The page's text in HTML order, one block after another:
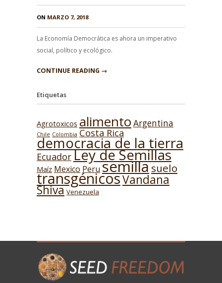
ON MARZO 7, 2018
La Economía Democrática es ahora un imperativo
social, político y ecológico.
CONTINUE READING →
Etiquetas
Agrotoxicos alimento Argentina
Chile Colombia Costa Rica
democracia de la tierra
EcuadorLey de Semillas
Maíz Mexico Peru semillasuelo
transgénicosVandana
Shiva Venezuela